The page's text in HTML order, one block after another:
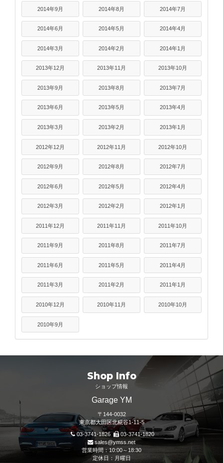
2014年9月 2014年8月 2014年7月
2014年6月 2014年5月 2014年4月
2014年3月 2014年2月 2014年1月
2013年12月 2013年11月 2013年10月
2013年9月 2013年8月 2013年7月
2013年6月 2013年5月 2013年4月
2013年3月 2013年2月 2013年1月
2012年12月 2012年11月 2012年10月
2012年9月 2012年8月 2012年7月
2012年6月 2012年5月 2012年4月
2012年3月 2012年2月 2012年1月
2011年12月 2011年11月 2011年10月
2011年9月 2011年8月 2011年7月
2011年6月 2011年5月 2011年4月
2011年3月 2011年2月 2011年1月
2010年12月 2010年11月 2010年10月
2010年9月
Shop Info
ショップ情報
Garage YM
〒144-0032
東京都大田区北糀谷1-11-5
03-3741-1826
03-3741-1820
sales@ymss.net
営業時間：10:00～18:30
定休日：月曜日